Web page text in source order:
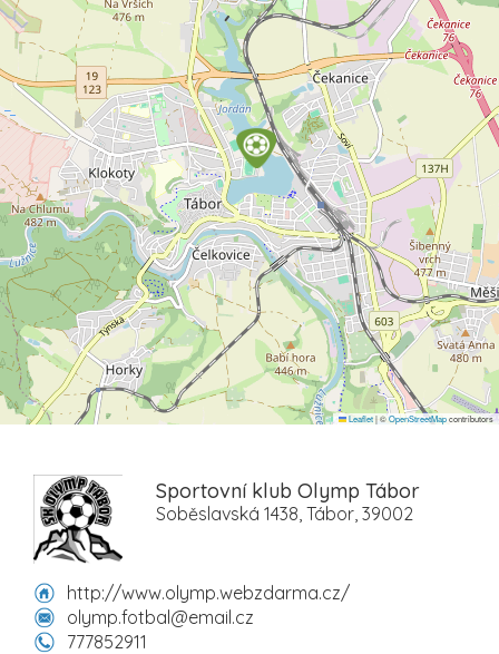
Leaflet|©OpenStreetMapcontributors
Sportovní klub Olymp Tábor
Soběslavská 1438, Tábor, 39002
http://www.olymp.webzdarma.cz/
olymp.fotbal@email.cz
777852911